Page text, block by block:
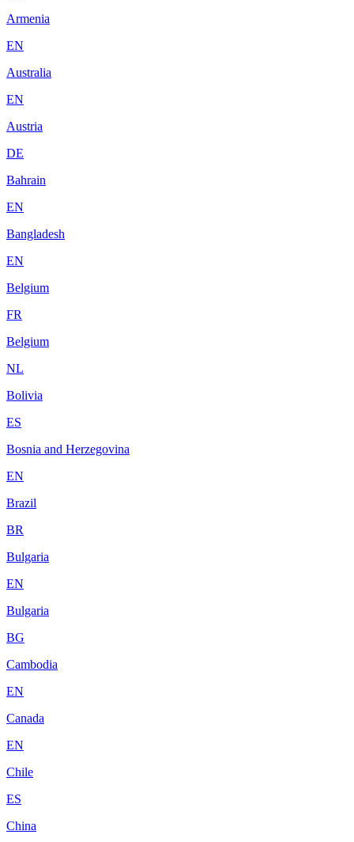
Armenia
EN
Australia
EN
Austria
DE
Bahrain
EN
Bangladesh
EN
Belgium
FR
Belgium
NL
Bolivia
ES
Bosnia and Herzegovina
EN
Brazil
BR
Bulgaria
EN
Bulgaria
BG
Cambodia
EN
Canada
EN
Chile
ES
China